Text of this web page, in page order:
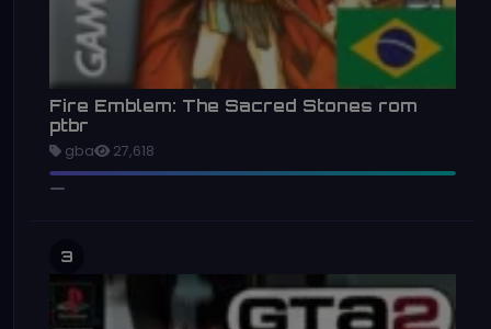
Fire Emblem: The Sacred Stones rom
ptbr
gba 27,618
3